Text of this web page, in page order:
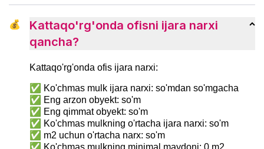
💰
Kattaqo'rg'onda ofisni ijara narxi
qancha?
Kattaqo'rg'onda ofis ijara narxi:
✅ Ko'chmas mulk ijara narxi: so'mdan so'mgacha
✅ Eng arzon obyekt: so'm
✅ Eng qimmat obyekt: so'm
✅ Ko'chmas mulkning o'rtacha ijara narxi: so'm
✅ m2 uchun o'rtacha narx: so'm